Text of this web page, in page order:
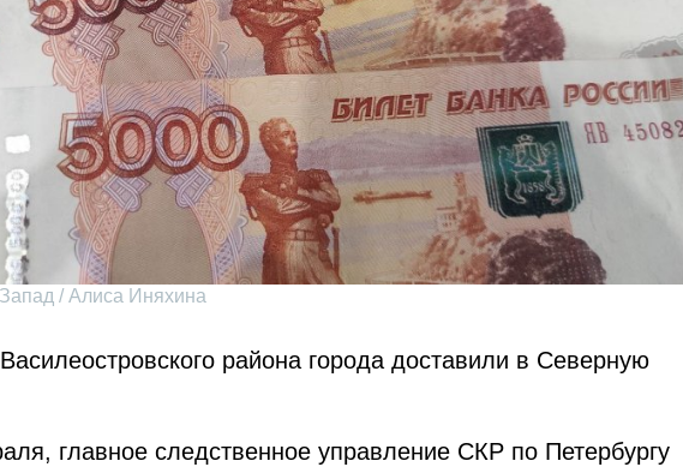
/ Алиса Иняхина
района города доставили в Северную
главное следственное управление СКР по Петербургу